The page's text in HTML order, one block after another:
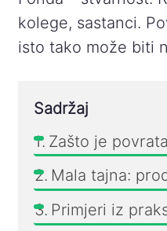
kolege, sastanci.
isto tako može biti
Sadržaj
Zašto je
Mala tajna:
Primjeri iz